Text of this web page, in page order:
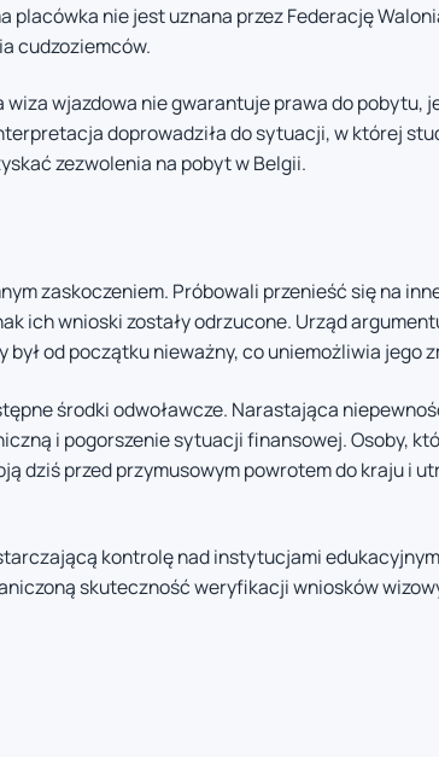
placówka nie jest uznana przez Federację
cudzoziemców.
wjazdowa nie gwarantuje prawa do pobytu,
doprowadziła do sytuacji, w której
zezwolenia na pobyt w Belgii.
zaskoczeniem. Próbowali przenieść się na
ich wnioski zostały odrzucone. Urząd
od początku nieważny, co uniemożliwia jego
środki odwoławcze. Narastająca
i pogorszenie sytuacji finansowej. Osoby,
dziś przed przymusowym powrotem do kraju i
kontrolę nad instytucjami
skuteczność weryfikacji wniosków